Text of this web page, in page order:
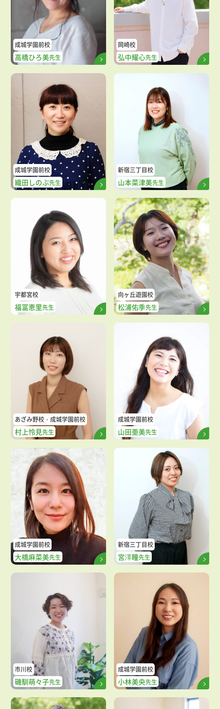
成城学園前校
高橋ひろ美先生
岡崎校
弘中耀心先生
成城学園前校
織田しのぶ先生
新宿三丁目校
山本菜津美先生
宇都宮校
福冨恵里先生
向ヶ丘遊園校
松浦佑季先生
あざみ野校 成城学園前校
村上怜見先生
成城学園前校
山田亜美先生
成城学園前校
大橋麻菜美先生
新宿三丁目校
宮澤瞳先生
市川校
磯馴萌々子先生
成城学園前校
小林美央先生